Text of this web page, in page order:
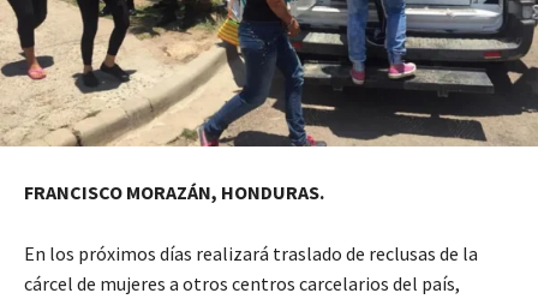
FRANCISCO MORAZÁN, HONDURAS.
En los próximos días realizará traslado de reclusas de la
cárcel de mujeres a otros centros carcelarios del país,